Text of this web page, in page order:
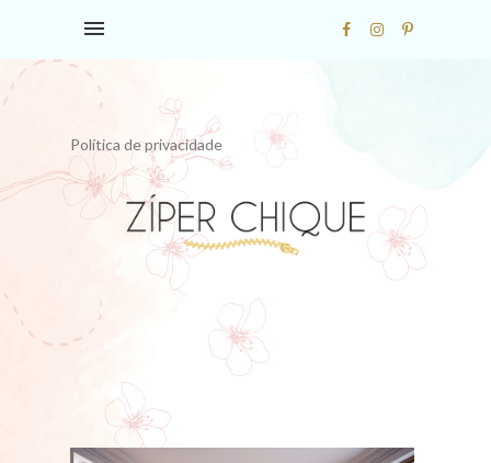
Política de privacidade